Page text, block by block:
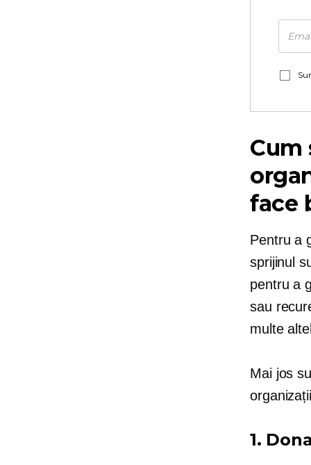
Cum
face
Pentru a
sprijinul
pentru a
sau
multe
Mai jos
1.